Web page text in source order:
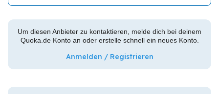
Um diesen Anbieter zu kontaktieren, melde dich bei deinem
Quoka.de Konto an oder erstelle schnell ein neues Konto.
Anmelden / Registrieren